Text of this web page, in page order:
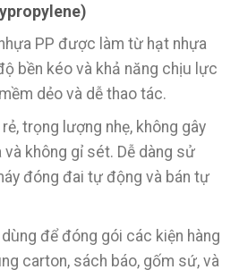
PP được làm từ hạt nhựa
bền kéo và khả năng chịu lực
dẻo và dễ thao tác.
trọng lượng nhẹ, không gây
không gỉ sét. Dễ dàng sử
đóng đai tự động và bán tự
để đóng gói các kiện hàng
carton, sách báo, gốm sứ, và